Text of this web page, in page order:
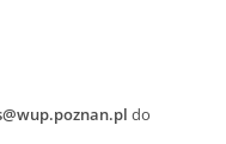
do